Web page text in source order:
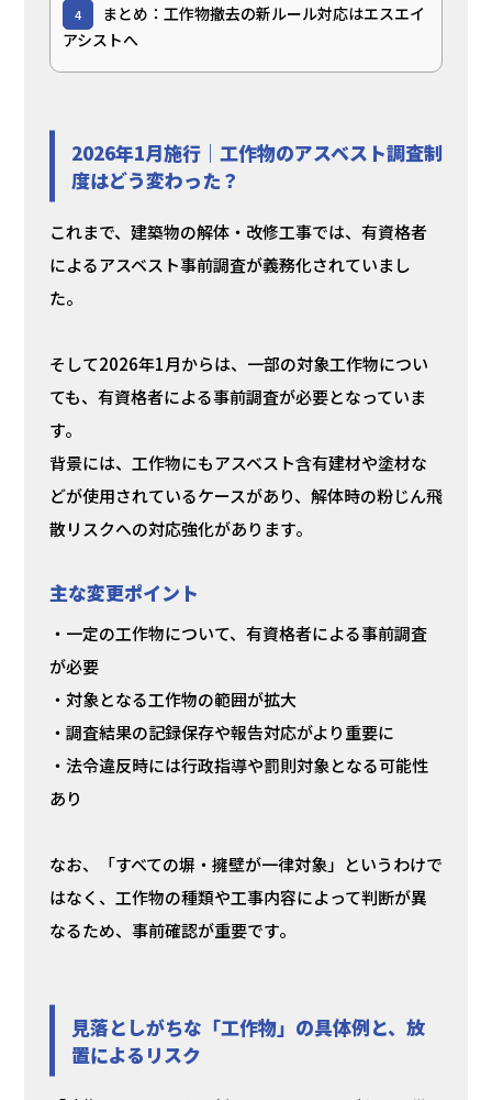
4
まとめ：工作物撤去の新ルール対応はエスエイ
アシストへ
2026年1月施行｜工作物のアスベスト調査制
度はどう変わった？
これまで、建築物の解体・改修工事では、有資格者
によるアスベスト事前調査が義務化されていまし
た。
そして2026年1月からは、一部の対象工作物につい
ても、有資格者による事前調査が必要となっていま
す。
背景には、工作物にもアスベスト含有建材や塗材な
どが使用されているケースがあり、解体時の粉じん飛
散リスクへの対応強化があります。
主な変更ポイント
・一定の工作物について、有資格者による事前調査
が必要
・対象となる工作物の範囲が拡大
・調査結果の記録保存や報告対応がより重要に
・法令違反時には行政指導や罰則対象となる可能性
あり
なお、「すべての塀・擁壁が一律対象」というわけで
はなく、工作物の種類や工事内容によって判断が異
なるため、事前確認が重要です。
見落としがちな「工作物」の具体例と、放
置によるリスク